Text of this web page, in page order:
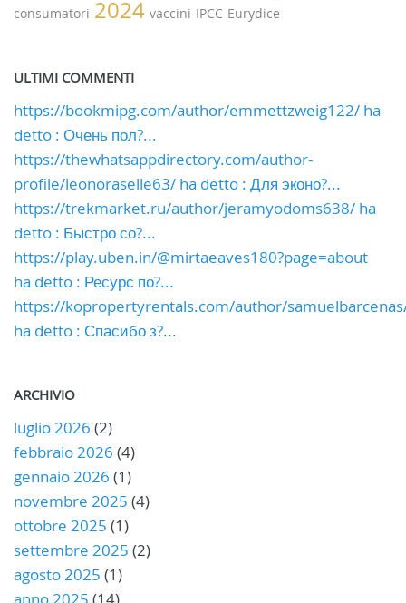
consumatori 2024 vaccini IPCC Eurydice
ULTIMI COMMENTI
https://bookmipg.com/author/emmettzweig122/ ha
detto : Очень пол?...
https://thewhatsappdirectory.com/author-
profile/leonoraselle63/ ha detto : Для эконо?...
https://trekmarket.ru/author/jeramyodoms638/ ha
detto : Быстро со?...
https://play.uben.in/@mirtaeaves180?page=about
ha detto : Ресурс по?...
https://kopropertyrentals.com/author/
ha detto : Спасибо з?...
ARCHIVIO
luglio 2026 (2)
febbraio 2026 (4)
gennaio 2026 (1)
novembre 2025 (4)
ottobre 2025 (1)
settembre 2025 (2)
agosto 2025 (1)